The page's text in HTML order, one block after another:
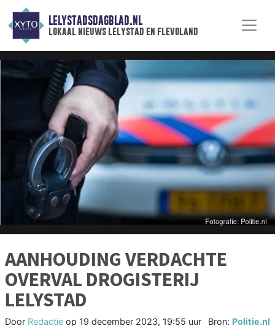
LELYSTADSDAGBLAD.NL
lokaal nieuws lelystad en flevoland
AANHOUDING VERDACHTE
OVERVAL DROGISTERIJ
LELYSTAD
Door Redactie op 19 december 2023, 19:55 uur Bron: Politie.nl